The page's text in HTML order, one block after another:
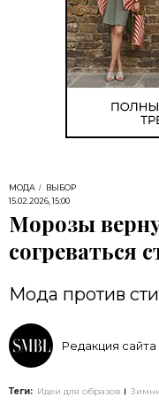
МОДА
ВЫБОР
15.02.2026, 15:00
Морозы
согреваться
Мода против
Редакция сайта
Теги: Идеи для образов